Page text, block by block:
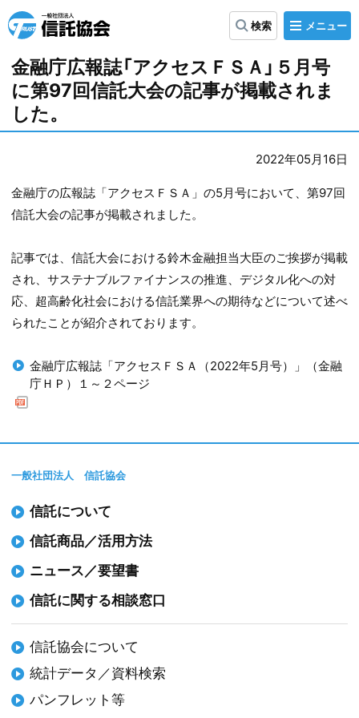
託
協
会
検索
メ
ー
金融庁広報誌「アクセスＦＳＡ」５月号
に第97回信託大会の記事が掲載されま
した。
2022年05月16日
金融庁の広報誌「アクセスＦＳＡ」の5月号において、第97回
信託大会の記事が掲載されました。
記事では、信託大会における鈴木金融担当大臣のご挨拶が掲載
され、サステナブルファイナンスの推進、デジタル化への対
応、超高齢化社会における信託業界への期待などについて述べ
られたことが紹介されております。
金融庁広報誌「アクセスＦＳＡ（2022年5月号）」（金融
庁ＨＰ）１～２ページ
一般社団法人 信託協会
信託について
信託商品／活用方法
ニュース／要望書
信託に関する相談窓口
信託協会について
統計データ／資料検索
パンフレット等